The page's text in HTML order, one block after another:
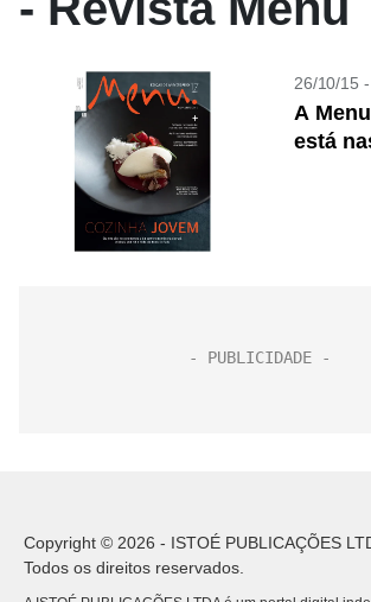
26/10/15
A
está
Copyright © 2026 - ISTOÉ PUBLICAÇÕES
Todos os direitos reservados.